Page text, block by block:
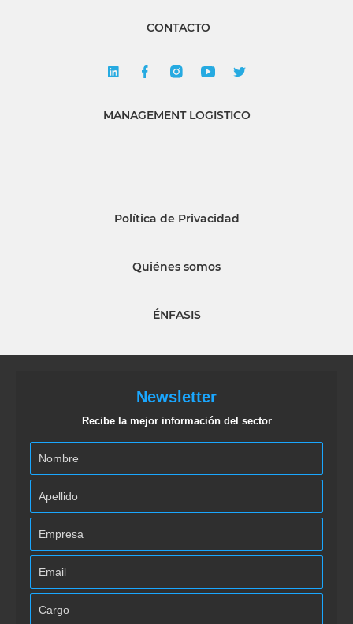
CONTACTO
MANAGEMENT LOGISTICO
Política de Privacidad
Quiénes somos
ÉNFASIS
Newsletter
Recibe la mejor información del sector